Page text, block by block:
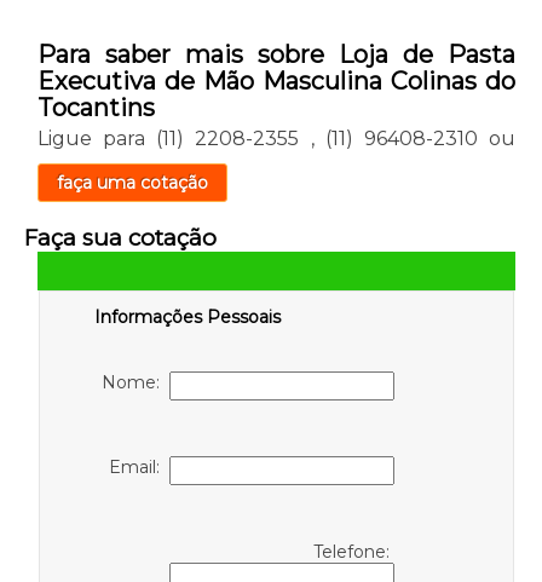
Para saber mais sobre Loja de Pasta
Executiva de Mão Masculina Colinas do
Tocantins
Ligue para (11) 2208-2355 , (11) 96408-2310 ou
faça uma cotação
Faça sua cotação
Informações Pessoais
Nome:
Email:
Telefone: